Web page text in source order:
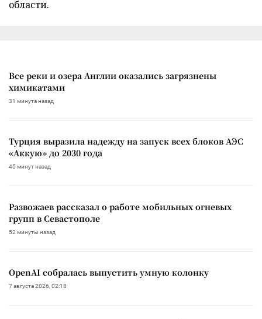
области.
Все реки и озера Англии оказались загрязнены
химикатами
31 минута назад
Турция выразила надежду на запуск всех блоков АЭС
«Аккую» до 2030 года
45 минут назад
Развожаев рассказал о работе мобильных огневых
групп в Севастополе
52 минуты назад
OpenAI собралась выпустить умную колонку
7 августа 2026, 02:18